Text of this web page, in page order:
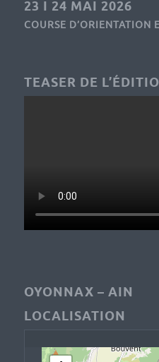
23 I 24 MAI 2026
COURSE D’ORIENTATION
TEASER DE
OYONNAX – AIN
LOCALISATION